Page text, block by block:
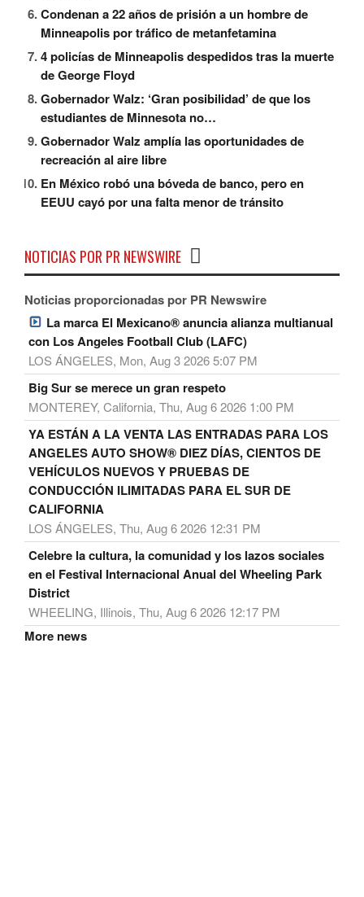
Condenan a 22 años de prisión a un hombre de
Minneapolis por tráfico de metanfetamina
4 policías de Minneapolis despedidos tras la muerte
de George Floyd
Gobernador Walz: ‘Gran posibilidad’ de que los
estudiantes de Minnesota no…
Gobernador Walz amplía las oportunidades de
recreación al aire libre
En México robó una bóveda de banco, pero en
EEUU cayó por una falta menor de tránsito
NOTICIAS POR PR NEWSWIRE
Noticias proporcionadas por PR Newswire
La marca El Mexicano® anuncia alianza multianual
con Los Angeles Football Club (LAFC)
LOS ÁNGELES, Mon, Aug 3 2026 5:07 PM
Big Sur se merece un gran respeto
MONTEREY, California, Thu, Aug 6 2026 1:00 PM
YA ESTÁN A LA VENTA LAS ENTRADAS PARA LOS
ANGELES AUTO SHOW® DIEZ DÍAS, CIENTOS DE
VEHÍCULOS NUEVOS Y PRUEBAS DE
CONDUCCIÓN ILIMITADAS PARA EL SUR DE
CALIFORNIA
LOS ÁNGELES, Thu, Aug 6 2026 12:31 PM
Celebre la cultura, la comunidad y los lazos sociales
en el Festival Internacional Anual del Wheeling Park
District
WHEELING, Illinois, Thu, Aug 6 2026 12:17 PM
More news